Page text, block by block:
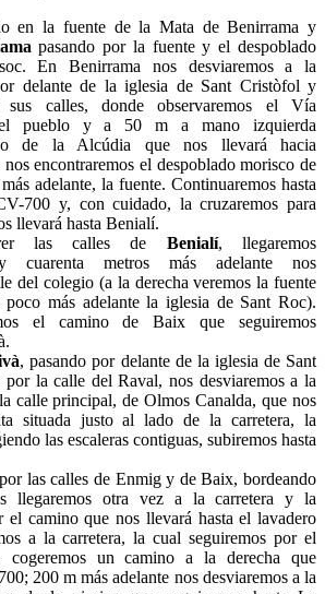
en la fuente de la Mata de Benirrama y
pasando por la fuente y el despoblado
En Benirrama nos desviaremos a la
delante de la iglesia de Sant Cristòfol y
sus calles, donde observaremos el Vía
pueblo y a 50 m a mano izquierda
de la Alcúdia que nos llevará hacia
encontraremos el despoblado morisco de
adelante, la fuente. Continuaremos hasta
700 y, con cuidado, la cruzaremos para
llevará hasta Benialí.
las calles de Benialí, llegaremos
cuarenta metros más adelante nos
del colegio (a la derecha veremos la fuente
más adelante la iglesia de Sant Roc).
el camino de Baix que seguiremos
, pasando por delante de la iglesia de Sant
la calle del Raval, nos desviaremos a la
calle principal, de Olmos Canalda, que nos
situada justo al lado de la carretera, la
las escaleras contiguas, subiremos hasta
por las calles de Enmig y de Baix, bordeando
llegaremos otra vez a la carretera y la
el camino que nos llevará hasta el lavadero
a la carretera, la cual seguiremos por el
cogeremos un camino a la derecha que
200 m más adelante nos desviaremos a la